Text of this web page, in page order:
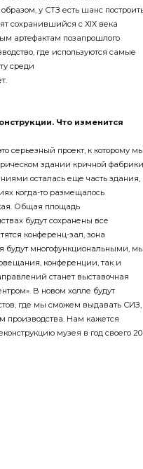
у СТЗ есть шанс построить
сохранившийся с ХIХ века
артефактам позапрошлого
где используются самые
среди
Что изменится
серьезный проект, к которому мы
здании кричной фабрики,
осталась еще часть здания,
когда-то размещалось
Общая площадь
будут сохранены все
конференц-зал, зона
будут многофункциональными, мы
конференции, так и
станет выставочная
В новом холле будут
где мы сможем выдавать СИЗ,
производства. Нам кажется
музея в год своего 20-